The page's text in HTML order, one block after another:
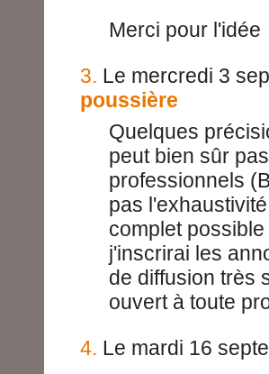
Merci pour l'idée
3. Le mercredi 3
poussière
Quelques
peut bien sûr
professionnels
pas
complet
j'inscrirai les
de diffusion très
ouvert à toute
4. Le mardi 16